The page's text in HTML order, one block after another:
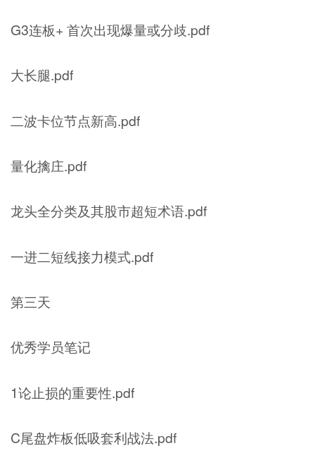
G3连板+ 首次出现爆量或分歧.pdf
大长腿.pdf
二波卡位节点新高.pdf
量化擒庄.pdf
龙头全分类及其股市超短术语.pdf
一进二短线接力模式.pdf
第三天
优秀学员笔记
1论止损的重要性.pdf
C尾盘炸板低吸套利战法.pdf